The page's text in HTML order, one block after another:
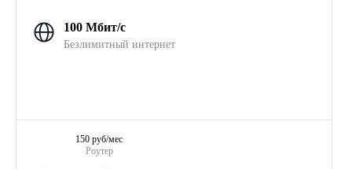
100 Мбит/с
Безлимитный интернет
Роутер
150 руб/мес